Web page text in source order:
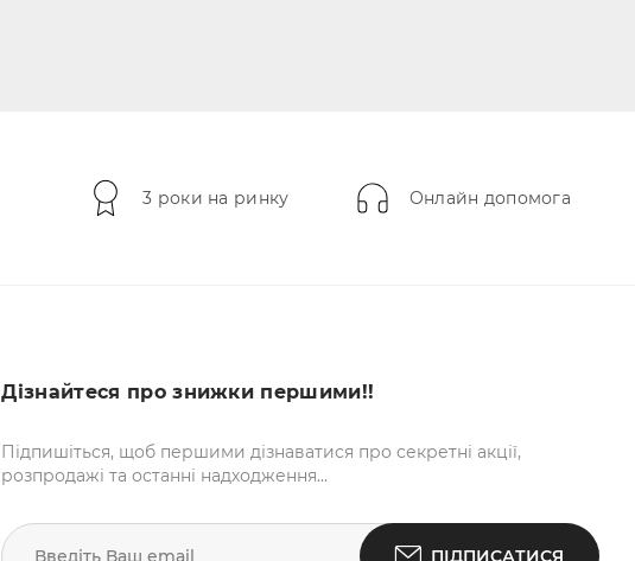
3 роки на ринку Онлайн допомога
Дізнайтеся про знижки першими!!
Підпишіться, щоб першими дізнаватися про секретні акції,
розпродажі та останні надходження...
Введіть Ваш email ПІДПИСАТИСЯ